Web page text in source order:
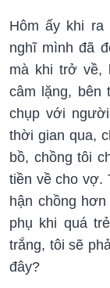
Hôm ấy khi ra
nghĩ mình đã
mà khi trở về,
câm lặng, bên
chụp với
thời gian qua,
bồ, chồng tôi
tiền về cho vợ.
hận chồng
phụ khi quá
trắng, tôi sẽ
đây?